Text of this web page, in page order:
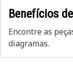
Benefícios
Encontre as
diagramas.